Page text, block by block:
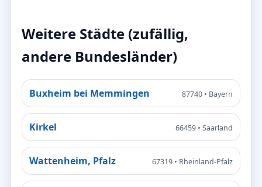
Weitere Städte (zufällig,
andere Bundesländer)
Buxheim bei Memmingen 87740 • Bayern
Kirkel 66459 • Saarland
Wattenheim, Pfalz 67319 • Rheinland-Pfalz